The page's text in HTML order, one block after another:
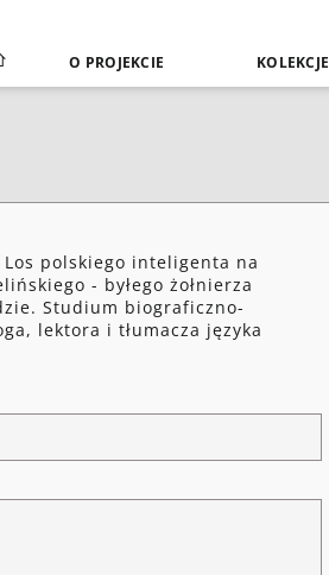
O PROJEKCIE KOLEKCJE
Los polskiego inteligenta na
- byłego żołnierza
Studium biograficzno-
lektora i tłumacza języka